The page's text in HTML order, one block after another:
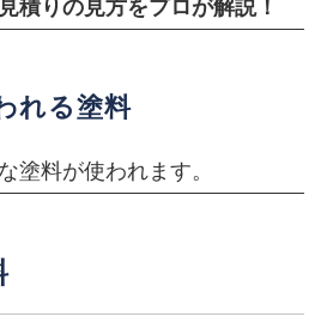
積りの見方をプロが解説！
れる塗料
塗料が使われます。